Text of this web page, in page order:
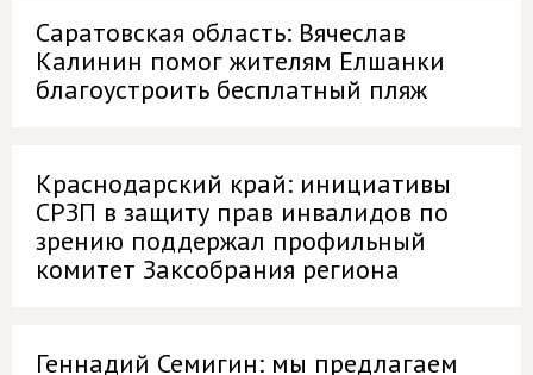
Саратовская область: Вячеслав
Калинин помог жителям Елшанки
благоустроить бесплатный пляж
Краснодарский край: инициативы
СРЗП в защиту прав инвалидов по
зрению поддержал профильный
комитет Закcобрания региона
Геннадий Семигин: мы предлагаем